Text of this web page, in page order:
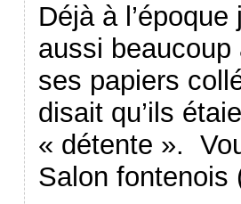
Déjà à l’époque
aussi beaucoup
ses papiers
disait qu’ils
« détente ».
Salon fontenois